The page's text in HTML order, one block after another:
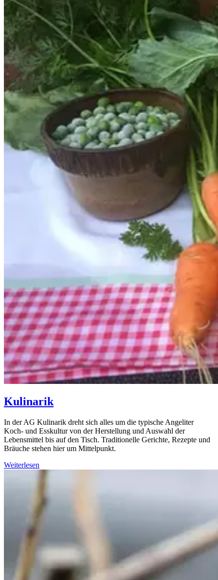
Kulinarik
In der AG Kulinarik dreht sich alles um die typische Angeliter
Koch- und Esskultur von der Herstellung und Auswahl der
Lebensmittel bis auf den Tisch. Traditionelle Gerichte, Rezepte und
Bräuche stehen hier um Mittelpunkt.
Weiterlesen